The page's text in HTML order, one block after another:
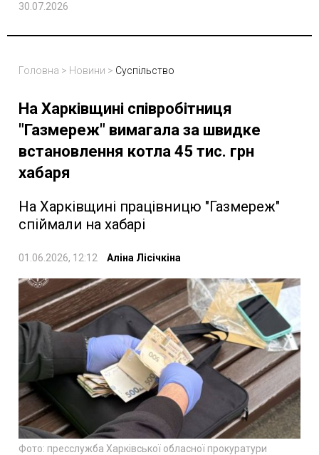
30.07.2026
Головна > Новини > Суспільство
На Харківщині співробітниця
"Газмереж" вимагала за швидке
встановлення котла 45 тис. грн
хабаря
На Харківщині працівницю "Газмереж"
спіймали на хабарі
01.06.2026, 12:12 Аліна Лісічкіна
Фото: пресслужба Харківської обласної прокуратури